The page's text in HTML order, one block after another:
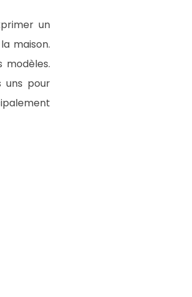
un
maison.
modèles.
uns pour